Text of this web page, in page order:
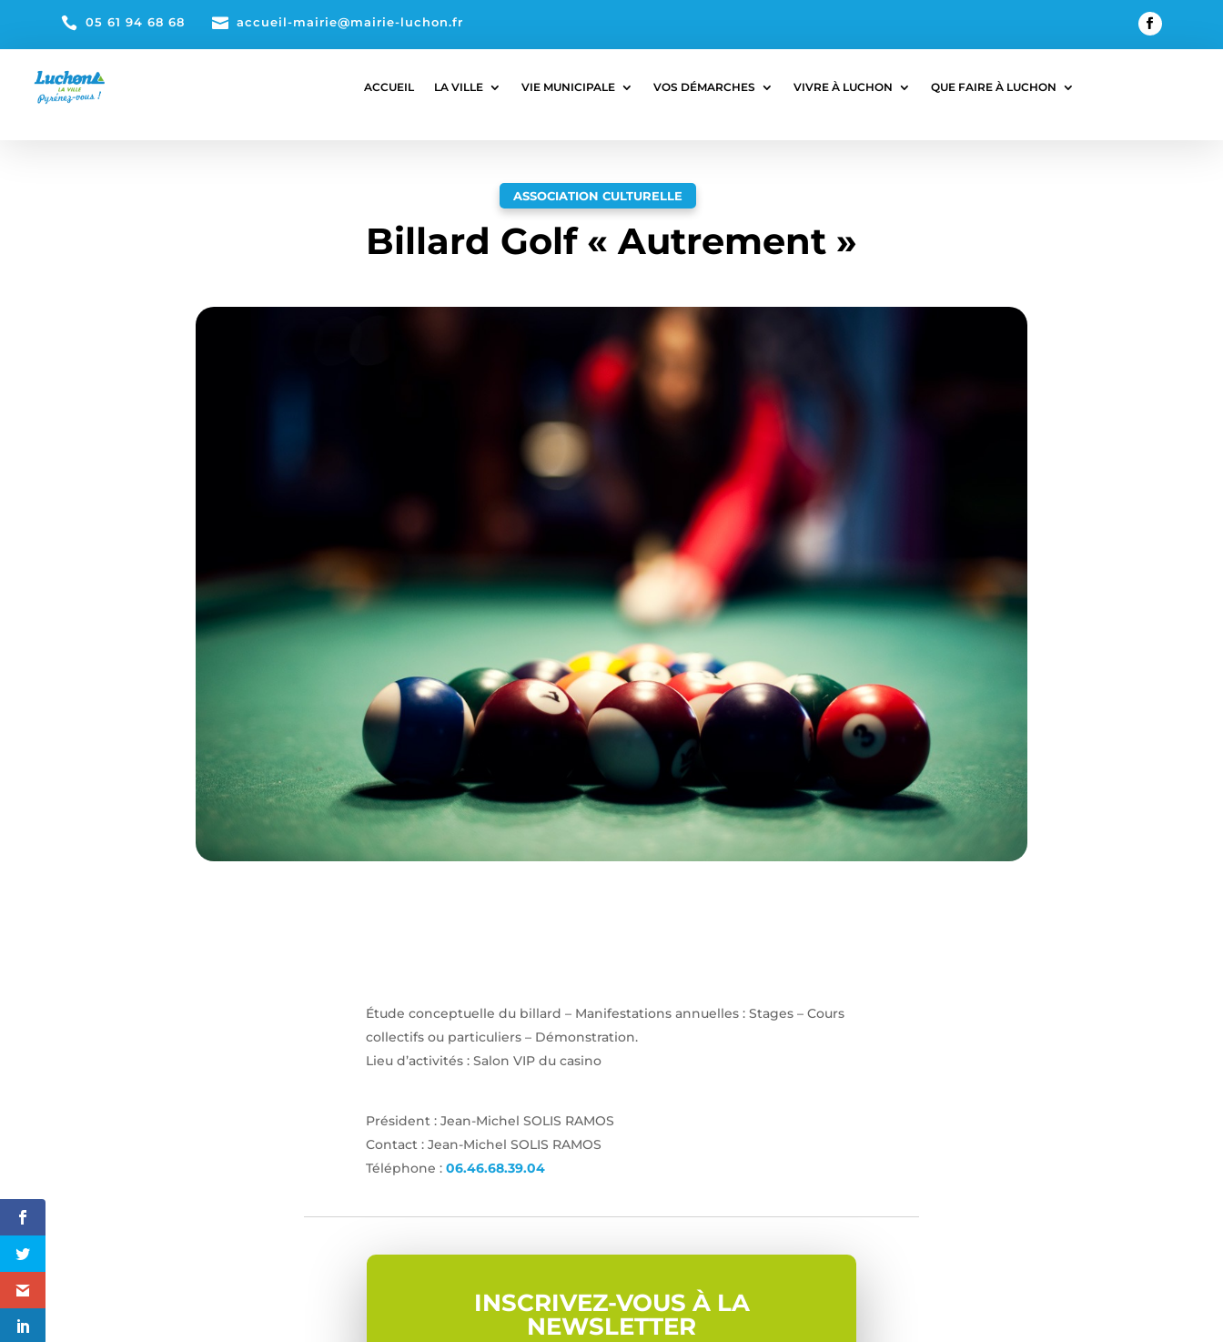
 05 61 94 68 68  accueil-mairie@mairie-luchon.fr
ACCUEIL LA VILLE VIE MUNICIPALE VOS DÉMARCHES VIVRE À LUCHON QUE FAIRE À LUCHON
ASSOCIATION CULTURELLE
Billard Golf « Autrement »
Étude conceptuelle du billard – Manifestations annuelles : Stages – Cours
collectifs ou particuliers – Démonstration.
Lieu d’activités : Salon VIP du casino
Président : Jean-Michel SOLIS RAMOS
Contact : Jean-Michel SOLIS RAMOS
Téléphone : 06.46.68.39.04
INSCRIVEZ-VOUS À LA
NEWSLETTER